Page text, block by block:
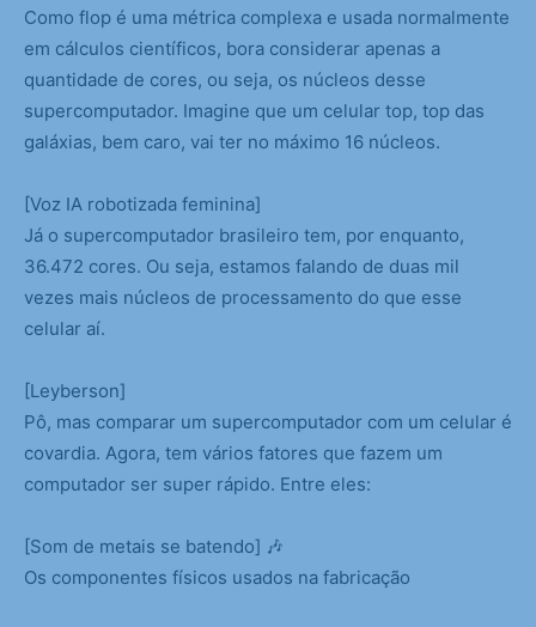
Como flop é uma métrica complexa e usada normalmente
em cálculos científicos, bora considerar apenas a
quantidade de cores, ou seja, os núcleos desse
supercomputador. Imagine que um celular top, top das
galáxias, bem caro, vai ter no máximo 16 núcleos.
[Voz IA robotizada feminina]
Já o supercomputador brasileiro tem, por enquanto,
36.472 cores. Ou seja, estamos falando de duas mil
vezes mais núcleos de processamento do que esse
celular aí.
[Leyberson]
Pô, mas comparar um supercomputador com um celular é
covardia. Agora, tem vários fatores que fazem um
computador ser super rápido. Entre eles:
[Som de metais se batendo] 🎶
Os componentes físicos usados na fabricação